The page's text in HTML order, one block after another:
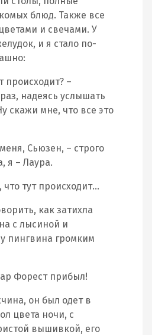
блюд. Также все
и свечами. У
и я стало по-
происходит? –
надеясь услышать
скажи мне, что все это
Сьюзен, – строго
я – Лаура.
тут происходит…
как затихла
с лысиной и
пингвина громким
Форест прибыл!
он был одет в
цвета ночи, с
вышивкой, его